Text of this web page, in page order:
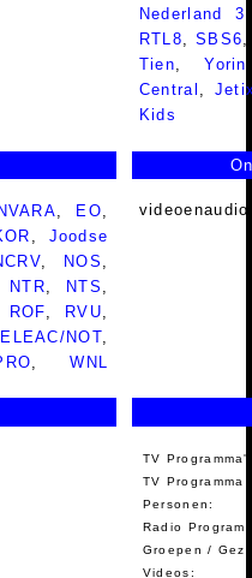
Nederland
RTL8,SBS6
Tien,Yorin
Central ,
Kids
, EO,
, Joodse
, NOS ,
NTR, NTS ,
ROF, RVU,
NOT,
,WNL
TV
TV Programma
Personen:
Radio
Groepen /
Videos: